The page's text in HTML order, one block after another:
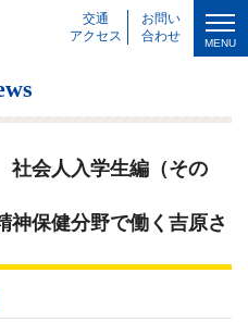
交通
アクセス
お問い
合わせ
MENU
会人入学生編（その
神保健分野で働く吉原さ